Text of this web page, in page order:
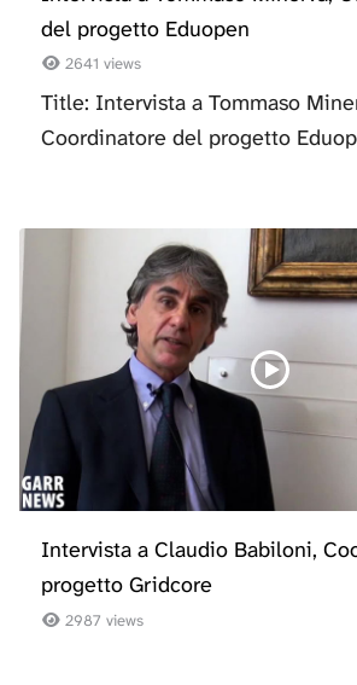
del progetto Eduopen
2641 views
Title: Intervista a Tommaso
Coordinatore del progetto
Intervista a Claudio Babiloni,
progetto Gridcore
2987 views